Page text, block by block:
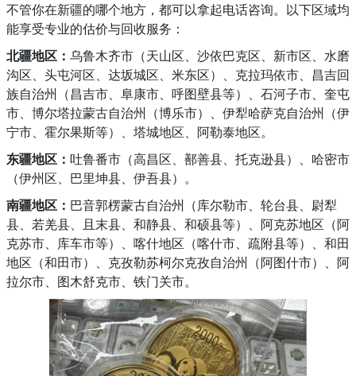
不管你在新疆的哪个地方，都可以拿起电话咨询。以下区域均
能享受专业的估价与回收服务：
北疆地区： 乌鲁木齐市（天山区、沙依巴克区、新市区、水磨
沟区、头屯河区、达坂城区、米东区）、克拉玛依市、昌吉回
族自治州（昌吉市、阜康市、呼图壁县等）、石河子市、奎屯
市、博尔塔拉蒙古自治州（博乐市）、伊犁哈萨克自治州（伊
宁市、霍尔果斯等）、塔城地区、阿勒泰地区。
东疆地区： 吐鲁番市（高昌区、鄯善县、托克逊县）、哈密市
（伊州区、巴里坤县、伊吾县）。
南疆地区： 巴音郭楞蒙古自治州（库尔勒市、轮台县、尉犁
县、若羌县、且末县、和静县、和硕县等）、阿克苏地区（阿
克苏市、库车市等）、喀什地区（喀什市、疏附县等）、和田
地区（和田市）、克孜勒苏柯尔克孜自治州（阿图什市）、阿
拉尔市、图木舒克市、铁门关市。